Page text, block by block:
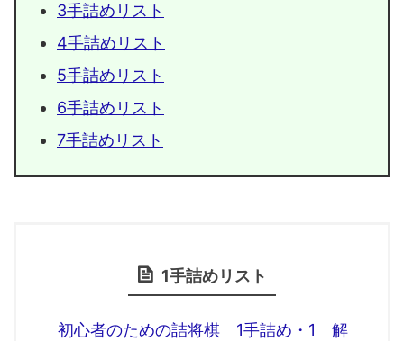
3手詰めリスト
4手詰めリスト
5手詰めリスト
6手詰めリスト
7手詰めリスト
1手詰めリスト
初心者のための詰将棋 1手詰め・1 解